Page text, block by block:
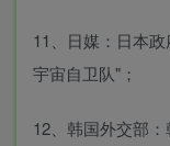
11、日媒：日本
宇宙自卫队"；
12、韩国外交部